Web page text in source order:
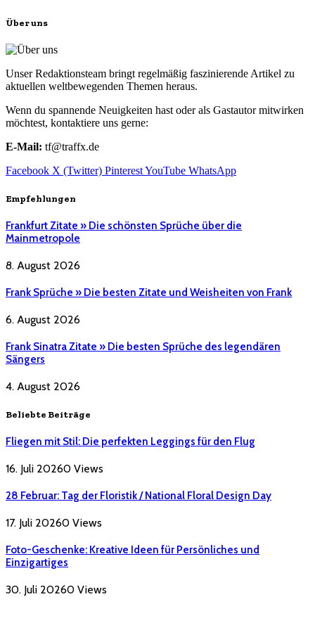
Über uns
Unser Redaktionsteam bringt regelmäßig faszinierende Artikel zu
aktuellen weltbewegenden Themen heraus.
Wenn du spannende Neuigkeiten hast oder als Gastautor mitwirken
möchtest, kontaktiere uns gerne:
E-Mail: tf@traffx.de
Facebook X (Twitter) PinterestYouTube WhatsApp
Empfehlungen
Frankfurt Zitate » Die schönsten Sprüche über die
Mainmetropole
8. August 2026
Frank Sprüche » Die besten Zitate und Weisheiten von Frank
6. August 2026
Frank Sinatra Zitate » Die besten Sprüche des legendären
Sängers
4. August 2026
Beliebte Beiträge
Fliegen mit Stil: Die perfekten Leggings für den Flug
16. Juli 20260 Views
28 Februar: Tag der Floristik / National Floral Design Day
17. Juli 20260 Views
Foto-Geschenke: Kreative Ideen für Persönliches und
Einzigartiges
30. Juli 20260 Views